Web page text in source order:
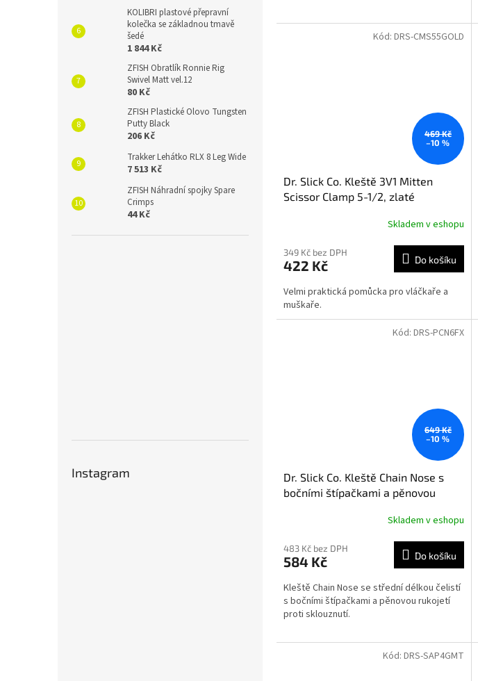
KOLIBRI plastové přepravní
kolečka se základnou tmavě
šedé
1 844 Kč
ZFISH Obratlík Ronnie Rig
Swivel Matt vel.12
80 Kč
ZFISH Plastické Olovo Tungsten
Putty Black
206 Kč
Trakker Lehátko RLX 8 Leg Wide
7 513 Kč
ZFISH Náhradní spojky Spare
Crimps
44 Kč
Instagram
469 Kč
–10 %
Dr. Slick Co. Kleště 3V1 Mitten
Scissor Clamp 5-1/2, zlaté
Skladem v eshopu
349 Kč bez DPH
422 Kč Do košíku
Velmi praktická pomůcka pro vláčkaře a
muškaře.
Kód: DRS-CMS55GOLD
649 Kč
–10 %
Dr. Slick Co. Kleště Chain Nose s
bočními štípačkami a pěnovou
Skladem v eshopu
483 Kč bez DPH
584 Kč Do košíku
Kleště Chain Nose se střední délkou čelistí
s bočními štípačkami a pěnovou rukojetí
proti sklouznutí.
Kód: DRS-PCN6FX
Kód: DRS-SAP4GMT